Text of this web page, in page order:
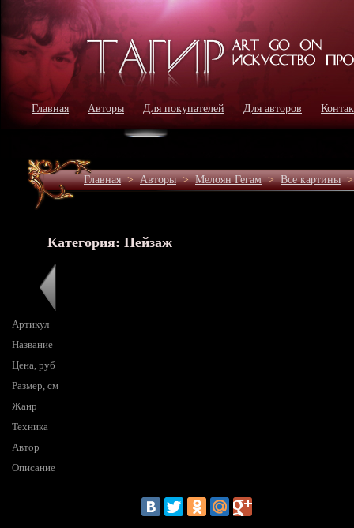
Главная Авторы Для покупателей Для авторов
Главная>Авторы>Мелоян Гегам>Все картины
Категория: Пейзаж
Артикул
Название
Цена, руб
Размер, см
Жанр
Техника
Автор
Описание